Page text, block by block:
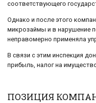
соответствующего
Однако и после этого
микрозаймы и в нарушение
неправомерно применяла
В связи с этим инспекция
прибыль, налог на
ПОЗИЦИЯ